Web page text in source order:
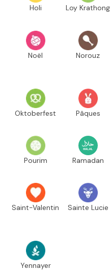
Holi Loy Krathong
Noël Norouz
Oktoberfest Pâques
Pourim Ramadan
Saint-Valentin Sainte Lucie
Yennayer